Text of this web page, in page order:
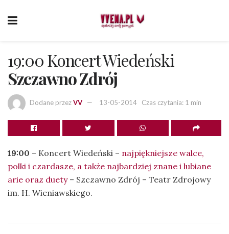
19:00 Koncert Wiedeński
Szczawno Zdrój
Dodane przezVV 13-05-2014 Czas czytania: 1 min
19:00 – Koncert Wiedeński – najpiękniejsze walce,
polki i czardasze, a także najbardziej znane i lubiane
arie oraz duety– Szczawno Zdrój – Teatr Zdrojowy
im. H. Wieniawskiego.